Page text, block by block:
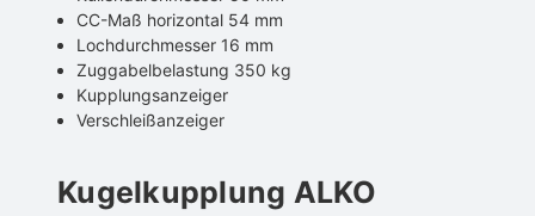
CC-Maß horizontal 54 mm
Lochdurchmesser 16 mm
Zuggabelbelastung 350 kg
Kupplungsanzeiger
Verschleißanzeiger
Kugelkupplung ALKO